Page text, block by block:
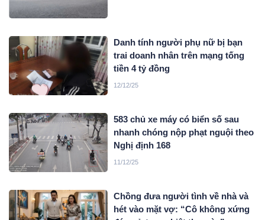
Danh tính người phụ nữ bị bạn
trai doanh nhân trên mạng tống
tiền 4 tỷ đồng
12/12/25
583 chủ xe máy có biển số sau
nhanh chóng nộp phạt nguội theo
Nghị định 168
11/12/25
Chồng đưa người tình về nhà và
hét vào mặt vợ: “Cô không xứng